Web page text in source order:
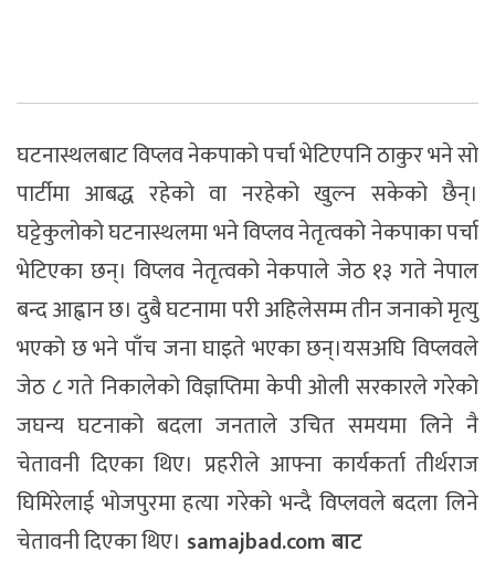
घटनास्थलबाट विप्लव नेकपाको पर्चा भेटिएपनि ठाकुर भने सो
पार्टीमा आबद्ध रहेको वा नरहेको खुल्न सकेको छैन्।
घट्टेकुलोको घटनास्थलमा भने विप्लव नेतृत्वको नेकपाका पर्चा
भेटिएका छन्। विप्लव नेतृत्वको नेकपाले जेठ १३ गते नेपाल
बन्द आह्वान छ। दुबै घटनामा परी अहिलेसम्म तीन जनाको मृत्यु
भएको छ भने पाँच जना घाइते भएका छन्।यसअघि विप्लवले
जेठ ८ गते निकालेको विज्ञप्तिमा केपी ओली सरकारले गरेको
जघन्य घटनाको बदला जनताले उचित समयमा लिने नै
चेतावनी दिएका थिए। प्रहरीले आफ्ना कार्यकर्ता तीर्थराज
घिमिरेलाई भोजपुरमा हत्या गरेको भन्दै विप्लवले बदला लिने
चेतावनी दिएका थिए। samajbad.com बाट